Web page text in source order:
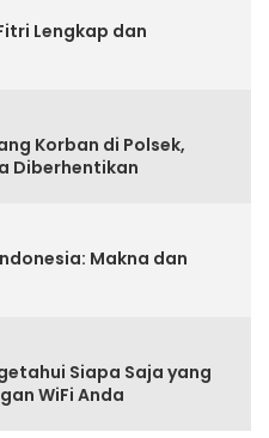
Lengkap dan
Korban di Polsek,
Diberhentikan
Makna dan
Siapa Saja yang
WiFi Anda